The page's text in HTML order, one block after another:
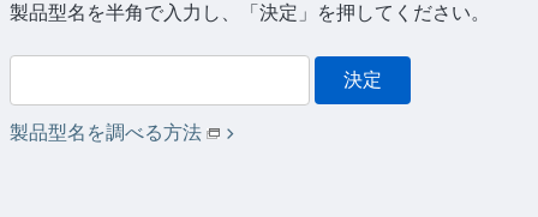
製品型名を半角で入力し、「決定」を押してください。
決定
製品型名を調べる方法